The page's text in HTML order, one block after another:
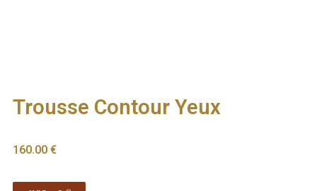
Trousse Contour Yeux
160.00 €